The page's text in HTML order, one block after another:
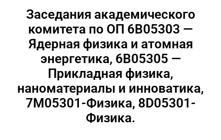
Заседания академического
комитета по ОП 6В05303 —
Ядерная физика и атомная
энергетика, 6В05305 —
Прикладная физика,
наноматериалы и инноватика,
7М05301-Физика, 8D05301-
Физика.